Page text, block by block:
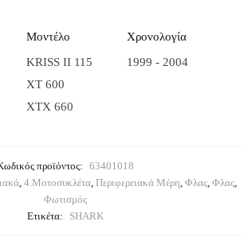
Μοντέλο
Χρονολογία
KRISS II 115
1999 - 2004
XT 600
XTX 660
προϊόντος:
63401018
, 4.Μοτοσυκλέτα, Περιφερειακά Μέρη, Φλας, Φλας,
Φωτισμός
Ετικέτα:
SHARK